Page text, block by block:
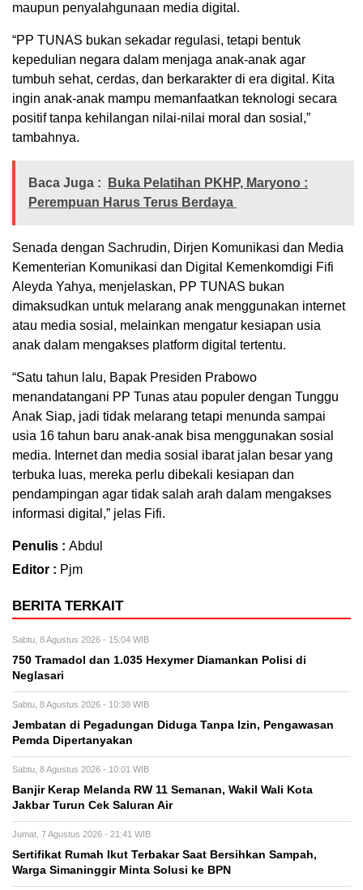
maupun penyalahgunaan media digital.
“PP TUNAS bukan sekadar regulasi, tetapi bentuk
kepedulian negara dalam menjaga anak-anak agar
tumbuh sehat, cerdas, dan berkarakter di era digital. Kita
ingin anak-anak mampu memanfaatkan teknologi secara
positif tanpa kehilangan nilai-nilai moral dan sosial,”
tambahnya.
Baca Juga :
Buka Pelatihan PKHP, Maryono :
Perempuan Harus Terus Berdaya
Senada dengan Sachrudin, Dirjen Komunikasi dan Media
Kementerian Komunikasi dan Digital Kemenkomdigi Fifi
Aleyda Yahya, menjelaskan, PP TUNAS bukan
dimaksudkan untuk melarang anak menggunakan internet
atau media sosial, melainkan mengatur kesiapan usia
anak dalam mengakses platform digital tertentu.
“Satu tahun lalu, Bapak Presiden Prabowo
menandatangani PP Tunas atau populer dengan Tunggu
Anak Siap, jadi tidak melarang tetapi menunda sampai
usia 16 tahun baru anak-anak bisa menggunakan sosial
media. Internet dan media sosial ibarat jalan besar yang
terbuka luas, mereka perlu dibekali kesiapan dan
pendampingan agar tidak salah arah dalam mengakses
informasi digital,” jelas Fifi.
Penulis : Abdul
Editor : Pjm
BERITA TERKAIT
Sabtu, 8 Agustus 2026 - 15:04 WIB
750 Tramadol dan 1.035 Hexymer Diamankan Polisi di
Neglasari
Sabtu, 8 Agustus 2026 - 10:38 WIB
Jembatan di Pegadungan Diduga Tanpa Izin, Pengawasan
Pemda Dipertanyakan
Sabtu, 8 Agustus 2026 - 10:01 WIB
Banjir Kerap Melanda RW 11 Semanan, Wakil Wali Kota
Jakbar Turun Cek Saluran Air
Jumat, 7 Agustus 2026 - 21:41 WIB
Sertifikat Rumah Ikut Terbakar Saat Bersihkan Sampah,
Warga Simaninggir Minta Solusi ke BPN